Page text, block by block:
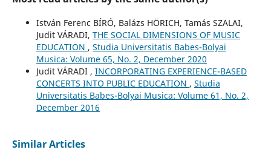
István Ferenc BÍRÓ, Balázs HÖRICH, Tamás SZALAI,
Judit VÁRADI, THE SOCIAL DIMENSIONS OF MUSIC
EDUCATION , Studia Universitatis Babes-Bolyai
Musica: Volume 65, No. 2, December 2020
Judit VÁRADI , INCORPORATING EXPERIENCE-BASED
CONCERTS INTO PUBLIC EDUCATION , Studia
Universitatis Babes-Bolyai Musica: Volume 61, No. 2,
December 2016
Similar Articles